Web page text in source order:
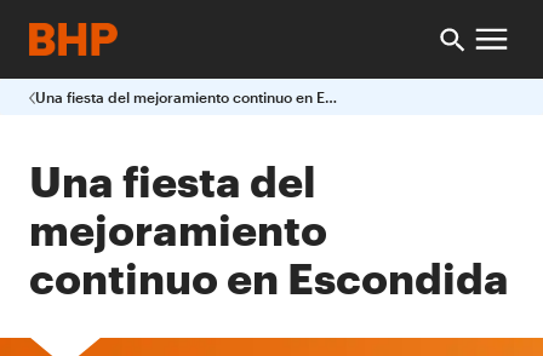
Una fiesta del mejoramiento continuo en Escondida
Una fiesta del
mejoramiento
continuo en Escondida